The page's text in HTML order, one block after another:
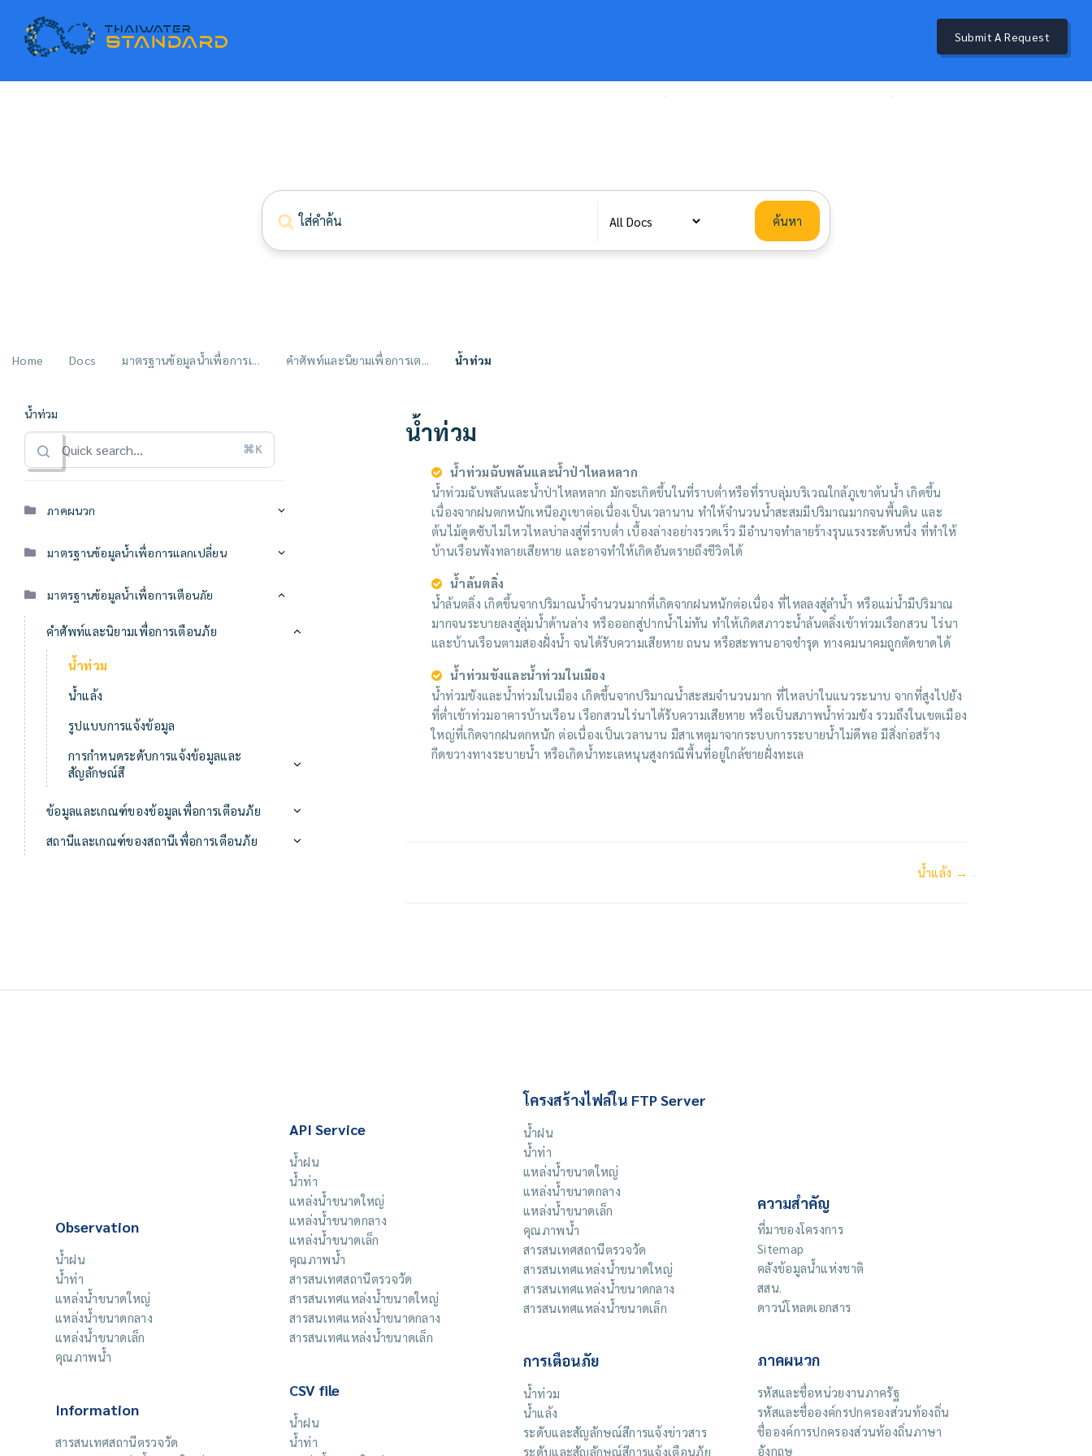
Submit A Request
ค้นหา
Home Docs มาตรฐานข้อมูลน้ำเพื่อการเ... คำศัพท์และนิยามเพื่อการเต... น้ำท่วม
น้ำท่วม
⌘K
ภาคผนวก
มาตรฐานข้อมูลน้ำเพื่อการแลกเปลี่ยน
มาตรฐานข้อมูลน้ำเพื่อการเตือนภัย
คำศัพท์และนิยามเพื่อการเตือนภัย
น้ำท่วม
น้ำแล้ง
รูปแบบการแจ้งข้อมูล
การกำหนดระดับการแจ้งข้อมูลและ
สัญลักษณ์สี
ข้อมูลและเกณฑ์ของข้อมูลเพื่อการเตือนภัย
สถานีและเกณฑ์ของสถานีเพื่อการเตือนภัย
น้ำท่วม
น้ำท่วมฉับพลันและน้ำป่าไหลหลาก
น้ำท่วมฉับพลันและน้ำป่าไหลหลาก มักจะเกิดขึ้นในที่ราบต่ำหรือที่ราบลุ่มบริเวณใกล้ภูเขาต้นน้ำ เกิดขึ้น
เนื่องจากฝนตกหนักเหนือภูเขาต่อเนื่องเป็นเวลานาน ทำให้จำนวนน้ำสะสมมีปริมาณมากจนพื้นดิน และ
ต้นไม้ดูดซับไม่ไหวไหลบ่าลงสู่ที่ราบต่ำ เบื้องล่างอย่างรวดเร็ว มีอำนาจทำลายร้างรุนแรงระดับหนึ่ง ที่ทำให้
บ้านเรือนพังทลายเสียหาย และอาจทำให้เกิดอันตรายถึงชีวิตได้
น้ำล้นตลิ่ง
น้ำล้นตลิ่ง เกิดขึ้นจากปริมาณน้ำจำนวนมากที่เกิดจากฝนหนักต่อเนื่อง ที่ไหลลงสู่ลำน้ำ หรือแม่น้ำมีปริมาณ
มากจนระบายลงสู่ลุ่มน้ำด้านล่าง หรือออกสู่ปากน้ำไม่ทัน ทำให้เกิดสภาวะน้ำล้นตลิ่งเข้าท่วมเรือกสวน ไร่นา
และบ้านเรือนตามสองฝั่งน้ำ จนได้รับความเสียหาย ถนน หรือสะพานอาจชำรุด ทางคมนาคมถูกตัดขาดได้
น้ำท่วมขังและน้ำท่วมในเมือง
น้ำท่วมขังและน้ำท่วมในเมือง เกิดขึ้นจากปริมาณน้ำสะสมจำนวนมาก ที่ไหลบ่าในแนวระนาบ จากที่สูงไปยัง
ที่ต่ำเข้าท่วมอาคารบ้านเรือน เรือกสวนไร่นาได้รับความเสียหาย หรือเป็นสภาพน้ำท่วมขัง รวมถึงในเขตเมือง
ใหญ่ที่เกิดจากฝนตกหนัก ต่อเนื่องเป็นเวลานาน มีสาเหตุมาจากระบบการระบายน้ำไม่ดีพอ มีสิ่งก่อสร้าง
กีดขวางทางระบายน้ำ หรือเกิดน้ำทะเลหนุนสูงกรณีพื้นที่อยู่ใกล้ชายฝั่งทะเล
น้ำแล้ง →
Observation
น้ำฝน
น้ำท่า
แหล่งน้ำขนาดใหญ่
แหล่งน้ำขนาดกลาง
แหล่งน้ำขนาดเล็ก
คุณภาพน้ำ
Information
สารสนเทศสถานีตรวจวัด
API Service
น้ำฝน
น้ำท่า
แหล่งน้ำขนาดใหญ่
แหล่งน้ำขนาดกลาง
แหล่งน้ำขนาดเล็ก
คุณภาพน้ำ
สารสนเทศสถานีตรวจวัด
สารสนเทศแหล่งน้ำขนาดใหญ่
สารสนเทศแหล่งน้ำขนาดกลาง
สารสนเทศแหล่งน้ำขนาดเล็ก
CSV file
น้ำฝน
น้ำท่า
โครงสร้างไฟล์ใน FTP Server
น้ำฝน
น้ำท่า
แหล่งน้ำขนาดใหญ่
แหล่งน้ำขนาดกลาง
แหล่งน้ำขนาดเล็ก
คุณภาพน้ำ
สารสนเทศสถานีตรวจวัด
สารสนเทศแหล่งน้ำขนาดใหญ่
สารสนเทศแหล่งน้ำขนาดกลาง
สารสนเทศแหล่งน้ำขนาดเล็ก
การเตือนภัย
น้ำท่วม
น้ำแล้ง
ระดับและสัญลักษณ์สีการแจ้งข่าวสาร
ระดับและสัญลักษณ์สีการแจ้งเตือนภัย
ความสำคัญ
ที่มาของโครงการ
Sitemap
คลังข้อมูลน้ำแห่งชาติ
สสน.
ดาวน์โหลดเอกสาร
ภาคผนวก
รหัสและชื่อหน่วยงานภาครัฐ
รหัสและชื่อองค์กรปกครองส่วนท้องถิ่น
ชื่อองค์การปกครองส่วนท้องถิ่นภาษา
อังกฤษ